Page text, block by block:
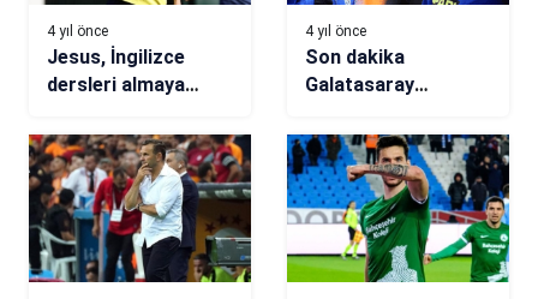
4 yıl önce
Jesus, İngilizce
dersleri almaya
4 yıl önce
Son dakika
Galatasaray
Çağlar Söyüncü ve
Cengiz Ünder hayali!